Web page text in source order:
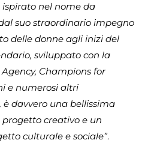
nel nome da
suo straordinario impegno
delle donne agli inizi del
sviluppato con la
Champions for
e numerosi altri
è davvero una bellissima
creativo e un
culturale e sociale”.